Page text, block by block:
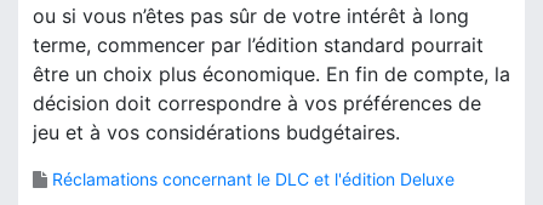
ou si vous n’êtes pas sûr de votre intérêt à long
terme, commencer par l’édition standard pourrait
être un choix plus économique. En fin de compte, la
décision doit correspondre à vos préférences de
jeu et à vos considérations budgétaires.
Réclamations concernant le DLC et l'édition Deluxe